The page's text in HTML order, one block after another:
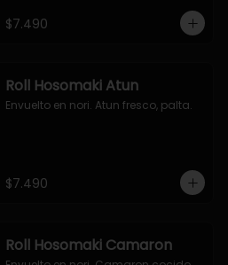
$7.490
Roll Hosomaki Atun
Envuelto en nori. Atun fresco, palta.
$7.490
Roll Hosomaki Camaron